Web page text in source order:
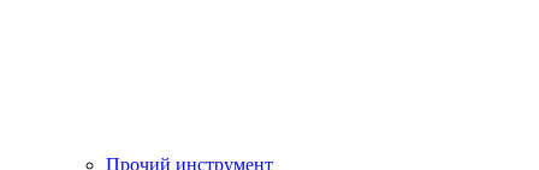
Прочий инструмент